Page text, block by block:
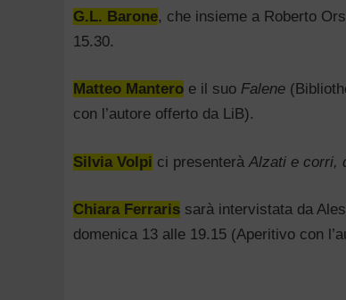
G.L. Barone, che insieme a Roberto
15.30.
Matteo Mantero e il suo Falene
con l’autore offerto da LiB).
Silvia Volpi ci presenteràAlzati e corri,
Chiara Ferraris sarà intervistata da
domenica 13 alle 19.15 (Aperitivo con